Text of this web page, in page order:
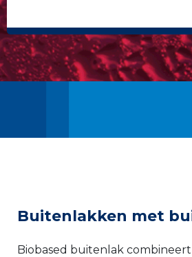
Buitenlakken met
Biobased buitenlak